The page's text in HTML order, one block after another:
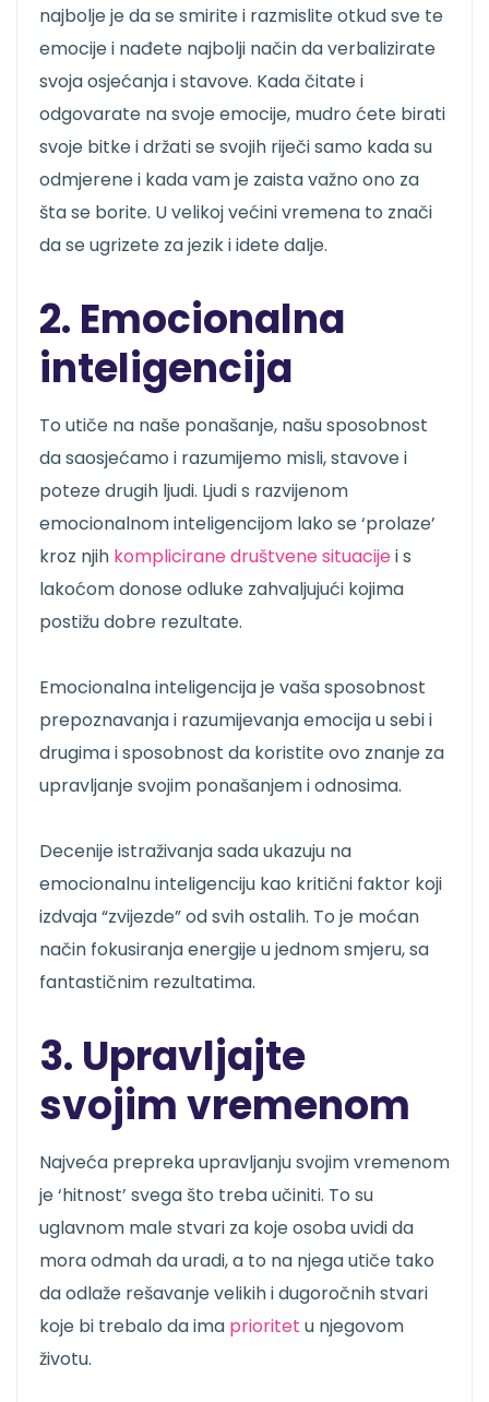
najbolje je da se smirite i razmislite otkud sve te
emocije i nađete najbolji način da verbalizirate
svoja osjećanja i stavove. Kada čitate i
odgovarate na svoje emocije, mudro ćete birati
svoje bitke i držati se svojih riječi samo kada su
odmjerene i kada vam je zaista važno ono za
šta se borite. U velikoj većini vremena to znači
da se ugrizete za jezik i idete dalje.
2. Emocionalna
inteligencija
To utiče na naše ponašanje, našu sposobnost
da saosjećamo i razumijemo misli, stavove i
poteze drugih ljudi. Ljudi s razvijenom
emocionalnom inteligencijom lako se ‘prolaze’
kroz njih komplicirane društvene situacijei s
lakoćom donose odluke zahvaljujući kojima
postižu dobre rezultate.
Emocionalna inteligencija je vaša sposobnost
prepoznavanja i razumijevanja emocija u sebi i
drugima i sposobnost da koristite ovo znanje za
upravljanje svojim ponašanjem i odnosima.
Decenije istraživanja sada ukazuju na
emocionalnu inteligenciju kao kritični faktor koji
izdvaja “zvijezde” od svih ostalih. To je moćan
način fokusiranja energije u jednom smjeru, sa
fantastičnim rezultatima.
3. Upravljajte
svojim vremenom
Najveća prepreka upravljanju svojim vremenom
je ‘hitnost’ svega što treba učiniti. To su
uglavnom male stvari za koje osoba uvidi da
mora odmah da uradi, a to na njega utiče tako
da odlaže rešavanje velikih i dugoročnih stvari
koje bi trebalo da ima prioritet u njegovom
životu.